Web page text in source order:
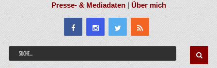
Presse- & Mediadaten|Über mich